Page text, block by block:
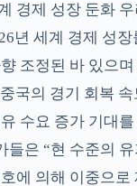
경제 성장 둔화
년 세계 경제 성
조정된 바 있으
국의 경기 회복 속
수요 증가 기대
들은 “현 수준의
에 의해 이중으로